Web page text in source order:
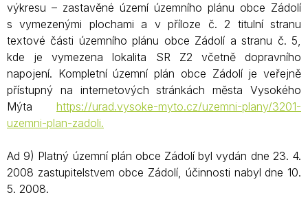
výkresu – zastavěné území územního plánu obce Zádolí
s vymezenými plochami a v příloze č. 2 titulní stranu
textové části územního plánu obce Zádolí a stranu č. 5,
kde je vymezena lokalita SR Z2 včetně dopravního
napojení. Kompletní územní plán obce Zádolí je veřejně
přístupný na internetových stránkách města Vysokého
Mýta https://urad.vysoke-myto.cz/uzemni-plany/3201-
uzemni-plan-zadoli.
Ad 9) Platný územní plán obce Zádolí byl vydán dne 23. 4.
2008 zastupitelstvem obce Zádolí, účinnosti nabyl dne 10.
5. 2008.